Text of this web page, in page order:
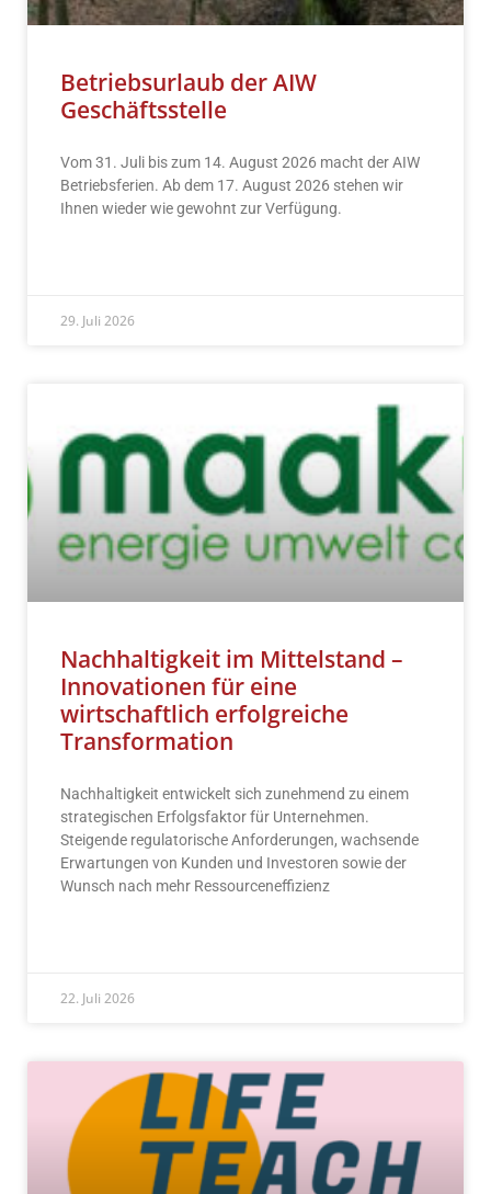
Betriebsurlaub der AIW
Geschäftsstelle
Vom 31. Juli bis zum 14. August 2026 macht der AIW
Betriebsferien. Ab dem 17. August 2026 stehen wir
Ihnen wieder wie gewohnt zur Verfügung.
29. Juli 2026
Nachhaltigkeit im Mittelstand –
Innovationen für eine
wirtschaftlich erfolgreiche
Transformation
Nachhaltigkeit entwickelt sich zunehmend zu einem
strategischen Erfolgsfaktor für Unternehmen.
Steigende regulatorische Anforderungen, wachsende
Erwartungen von Kunden und Investoren sowie der
Wunsch nach mehr Ressourceneffizienz
22. Juli 2026